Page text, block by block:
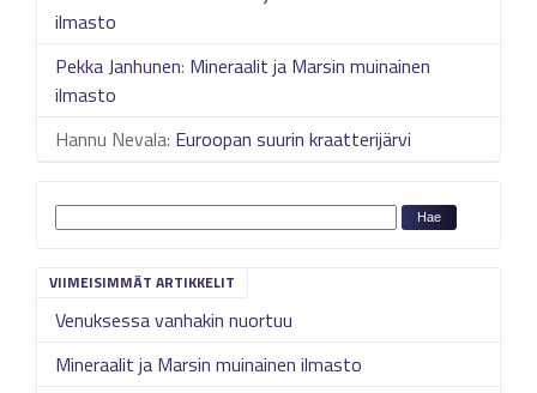
ilmasto
Pekka Janhunen: Mineraalit ja Marsin muinainen
ilmasto
Hannu Nevala: Euroopan suurin kraatterijärvi
VIIMEISIMMÄT ARTIKKELIT
Venuksessa vanhakin nuortuu
Mineraalit ja Marsin muinainen ilmasto